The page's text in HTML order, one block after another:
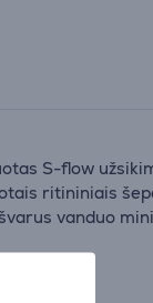
S-flow
ritininiais
vanduo